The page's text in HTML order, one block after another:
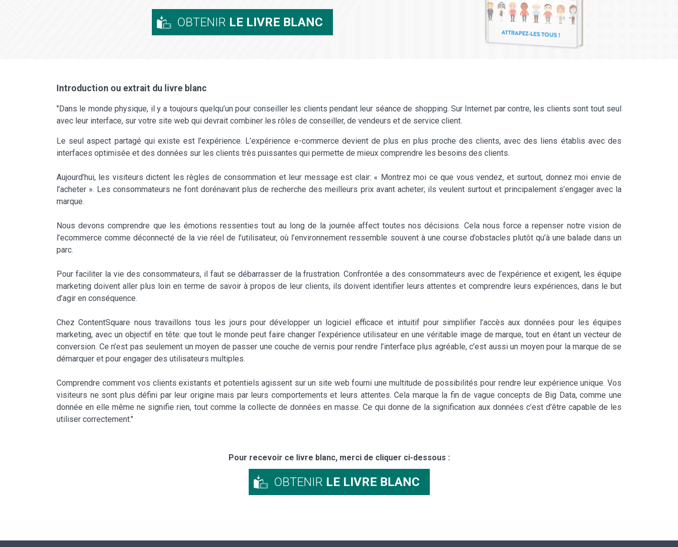
OBTENIR LE LIVRE BLANC
Introduction ou extrait du livre blanc
"Dans le monde physique, il y a toujours quelqu’un pour conseiller les clients pendant leur séance de shopping. Sur Internet par contre, les clients sont tout seul
avec leur interface, sur votre site web qui devrait combiner les rôles de conseiller, de vendeurs et de service client.
Le seul aspect partagé qui existe est l’expérience. L’expérience e-commerce devient de plus en plus proche des clients, avec des liens établis avec des
interfaces optimisée et des données sur les clients très puissantes qui permette de mieux comprendre les besoins des clients.
Aujourd’hui, les visiteurs dictent les règles de consommation et leur message est clair: « Montrez moi ce que vous vendez, et surtout, donnez moi envie de
l’acheter ». Les consommateurs ne font dorénavant plus de recherche des meilleurs prix avant acheter; ils veulent surtout et principalement s’engager avec la
marque.
Nous devons comprendre que les émotions ressenties tout au long de la journée affect toutes nos décisions. Cela nous force a repenser notre vision de
l’ecommerce comme déconnecté de la vie réel de l’utilisateur, où l’environnement ressemble souvent à une course d’obstacles plutôt qu’à une balade dans un
parc.
Pour faciliter la vie des consommateurs, il faut se débarrasser de la frustration. Confrontée a des consommateurs avec de l’expérience et exigent, les équipe
marketing doivent aller plus loin en terme de savoir à propos de leur clients, ils doivent identifier leurs attentes et comprendre leurs expériences, dans le but
d’agir en conséquence.
Chez ContentSquare nous travaillons tous les jours pour développer un logiciel efficace et intuitif pour simplifier l’accès aux données pour les équipes
marketing, avec un objectif en tête: que tout le monde peut faire changer l’expérience utilisateur en une véritable image de marque, tout en étant un vecteur de
conversion. Ce n’est pas seulement un moyen de passer une couche de vernis pour rendre l’interface plus agréable, c’est aussi un moyen pour la marque de se
démarquer et pour engager des utilisateurs multiples.
Comprendre comment vos clients existants et potentiels agissent sur un site web fourni une multitude de possibilités pour rendre leur expérience unique. Vos
visiteurs ne sont plus défini par leur origine mais par leurs comportements et leurs attentes. Cela marque la fin de vague concepts de Big Data, comme une
donnée en elle même ne signifie rien, tout comme la collecte de données en masse. Ce qui donne de la signification aux données c’est d’être capable de les
utiliser correctement."
Pour recevoir ce livre blanc, merci de cliquer ci-dessous :
OBTENIR LE LIVRE BLANC